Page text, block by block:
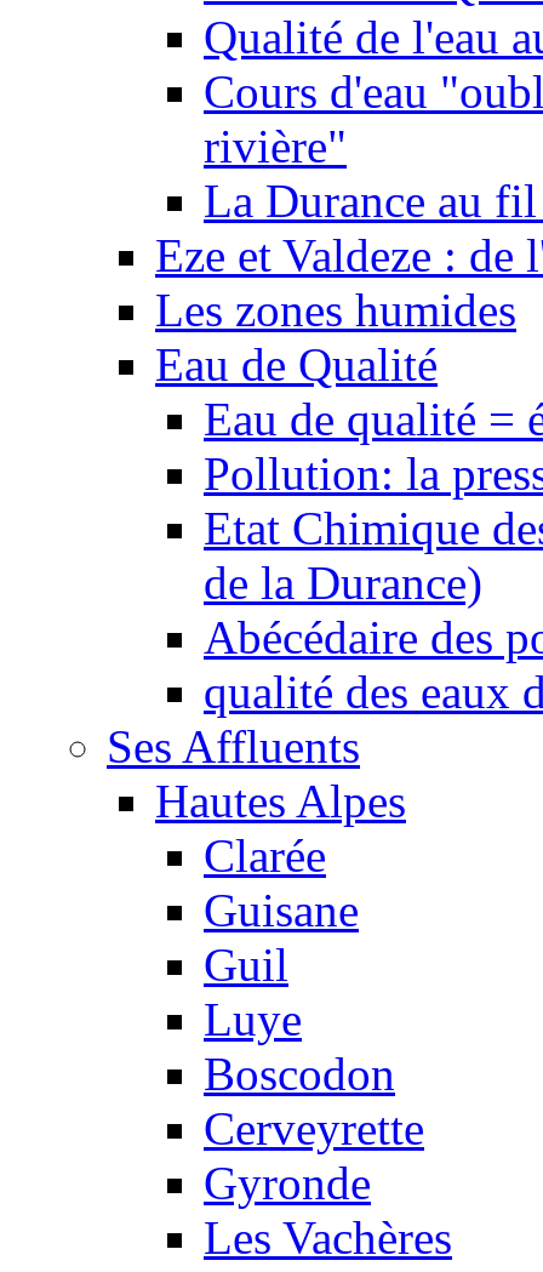
Qualité de l'eau
Cours d'eau
rivière"
La Durance au
Eze et Valdeze : de
Les zones humides
Eau de Qualité
Eau de qualité =
Pollution: la
Etat Chimique
de la Durance)
Abécédaire des
qualité des eaux
Ses Affluents
Hautes Alpes
Clarée
Guisane
Guil
Luye
Boscodon
Cerveyrette
Gyronde
Les Vachères